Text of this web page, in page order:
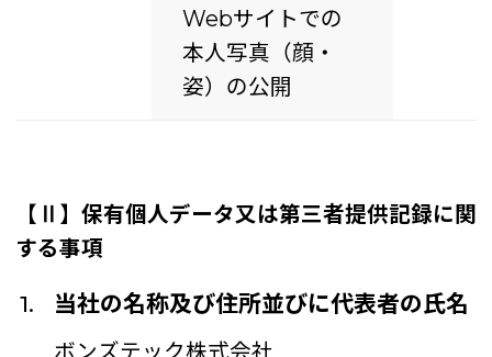
Webサイトでの
本人写真（顔・
姿）の公開
【Ⅱ】保有個人データ又は第三者提供記録に関
する事項
当社の名称及び住所並びに代表者の氏名